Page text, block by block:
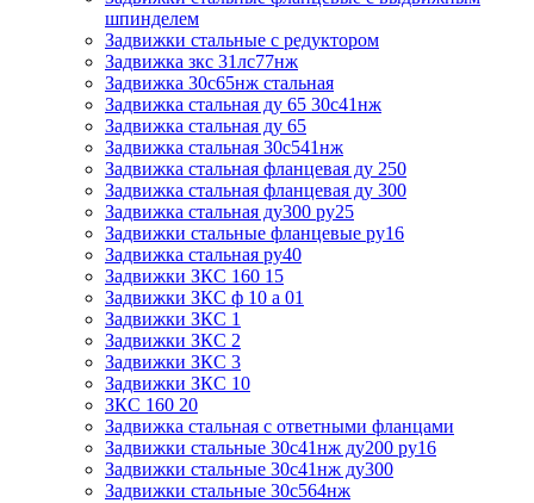
шпинделем
Задвижки стальные с редуктором
Задвижка зкс 31лс77нж
Задвижка 30с65нж стальная
Задвижка стальная ду 65 30с41нж
Задвижка стальная ду 65
Задвижка стальная 30с541нж
Задвижка стальная фланцевая ду 250
Задвижка стальная фланцевая ду 300
Задвижка стальная ду300 ру25
Задвижки стальные фланцевые ру16
Задвижка стальная ру40
Задвижки ЗКС 160 15
Задвижки ЗКС ф 10 а 01
Задвижки ЗКС 1
Задвижки ЗКС 2
Задвижки ЗКС 3
Задвижки ЗКС 10
ЗКС 160 20
Задвижка стальная с ответными фланцами
Задвижки стальные 30с41нж ду200 ру16
Задвижки стальные 30с41нж ду300
Задвижки стальные 30с564нж